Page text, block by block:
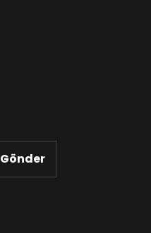
Gönder